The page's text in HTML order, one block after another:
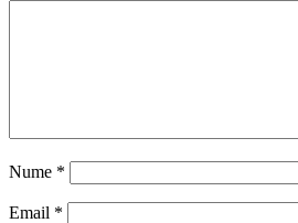
Nume *
Email *